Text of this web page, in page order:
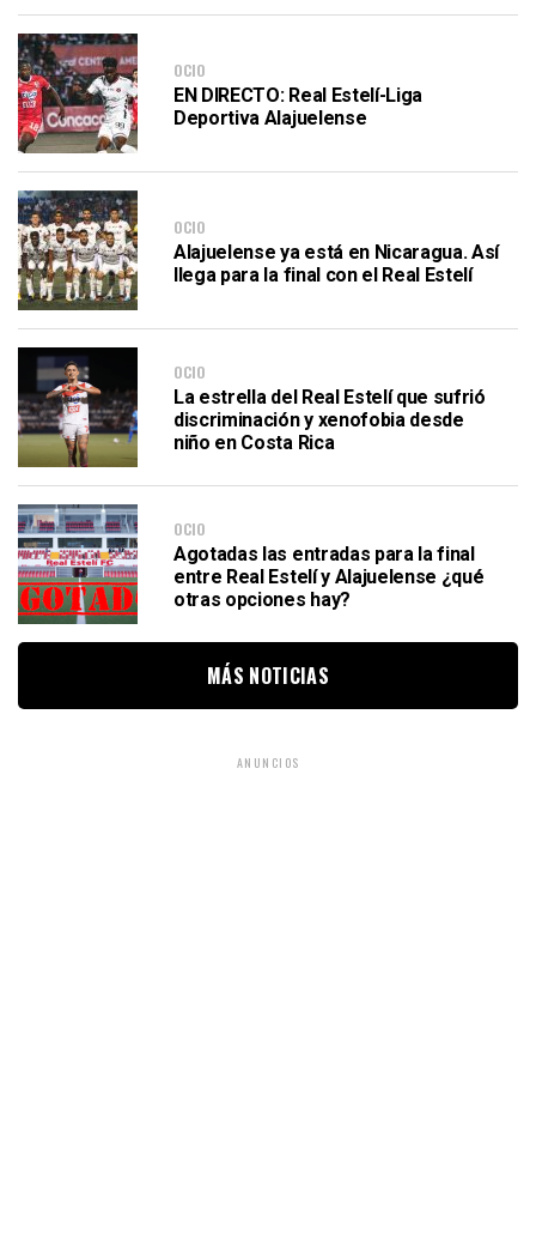
OCIO
EN DIRECTO: Real Estelí-Liga
Deportiva Alajuelense
OCIO
Alajuelense ya está en Nicaragua. Así
llega para la final con el Real Estelí
OCIO
La estrella del Real Estelí que sufrió
discriminación y xenofobia desde
niño en Costa Rica
OCIO
Agotadas las entradas para la final
entre Real Estelí y Alajuelense ¿qué
otras opciones hay?
MÁS NOTICIAS
ANUNCIOS